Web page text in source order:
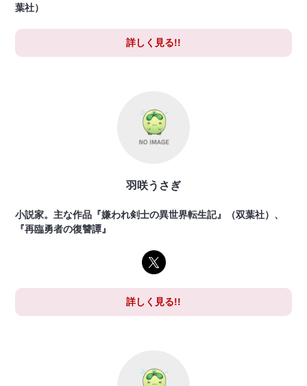
葉社）
詳しく見る!!
羽咲うさぎ
小説家。主な作品『嫌われ剣士の異世界転生記』（双葉社）、
『再臨勇者の復讐譚』
詳しく見る!!